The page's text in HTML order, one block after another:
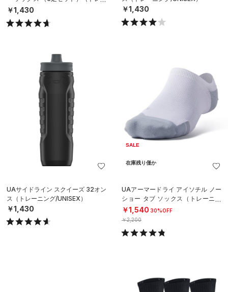
ニング/UNISEX）
￥1,430 ￥1,430
UAサイドライン スクイーズ 32オン
ス（トレーニング/UNISEX）
￥1,430
SALE
在庫残り僅か
UAアーマードライ アイソチル ノー
ショー タブ ソックス（トレーニン
グ/UNISEX）
￥1,540 30%OFF
￥2,200